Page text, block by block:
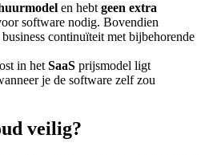
en hebtgeen extra
software nodig. Bovendien
continuïteit met bijbehorende
in hetSaaS prijsmodel ligt
je de software zelf zou
veilig?